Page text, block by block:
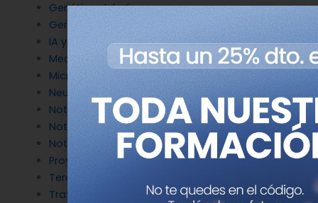
Genética del cáncer
Genética en Cardiología
IA y Genómica
Medicina Reproductiva
Microbiología molecular
Neurociencia
Noticias de Genotipia
Noticias de investigación
Noticias patrocinadas
Proyectos
Terapia Génica
Tratamientos